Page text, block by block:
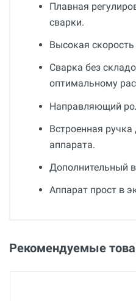
Плавная
сварки.
Высокая скорость
Сварка без
оптимальному
Направляющий
Встроенная ручка
аппарата.
Дополнительный
Аппарат прост в
12 месяцев
Оценка
Рекомендуемые